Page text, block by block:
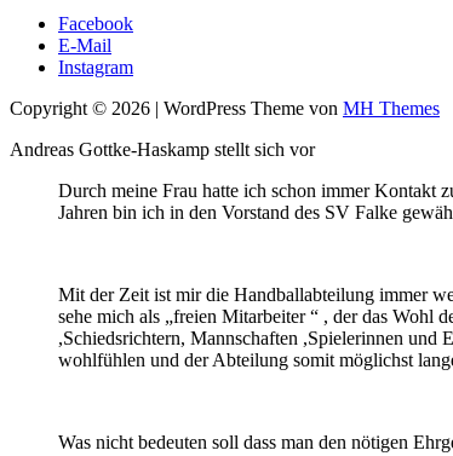
Facebook
E-Mail
Instagram
Copyright © 2026 | WordPress Theme von MH Themes
Andreas Gottke-Haskamp stellt sich vor
Durch meine Frau hatte ich schon immer Kontakt
Jahren bin ich in den Vorstand des SV Falke
Mit der Zeit ist mir die Handballabteilung immer
sehe mich als „freien Mitarbeiter “ , der das Wohl
,Schiedsrichtern, Mannschaften ,Spielerinnen
wohlfühlen und der Abteilung somit möglichst
Was nicht bedeuten soll dass man den nötigen